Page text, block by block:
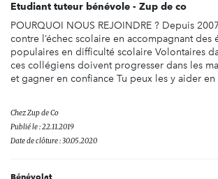
Etudiant tuteur bénévole - Zup de co
POURQUOI NOUS REJOINDRE ? Depuis
contre l’échec scolaire en accompagnant des
populaires en difficulté scolaire Volontaires
ces collégiens doivent progresser dans les
et gagner en confiance Tu peux les y aider en
ChezZup de Co
Publié le : 22.11.2019
Date de clôture : 30.05.2020
Bénévolat